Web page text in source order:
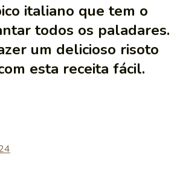
italiano que tem o
todos os paladares.
um delicioso risoto
esta receita fácil.